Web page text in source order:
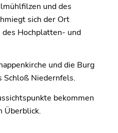
und des
sich der Ort
Hochplatten- und
und die Burg
Schloß Niedernfels.
bekommen
Überblick.